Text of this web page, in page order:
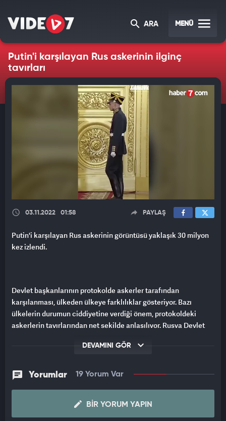
ARA MENÜ
Putin'i karşılayan Rus askerinin ilginç
tavırları
03.11.2022 01:58 PAYLAŞ
Putin'i karşılayan Rus askerinin görüntüsü yaklaşık 30 milyon
kez izlendi.
Devlet başkanlarının protokolde askerler tarafından
karşılanması, ülkeden ülkeye farklılıklar gösteriyor. Bazı
ülkelerin durumun ciddiyetine verdiği önem, protokoldeki
askerlerin tavırlarından net şekilde anlaşılıyor. Rusya Devlet
tutan askerin kameralara yansıyan tavırları sosyal medyada
BEKLERKEN RAHATTI
Putin gelmeden önce nöbet yerinde, rahat bir tavırla bekleyen
askerin, Putin geldikten sonra kendisine hızla çekidüzen
DEVAMINI GÖR
Yorumlar 19 Yorum Var
BIR YORUM YAPIN